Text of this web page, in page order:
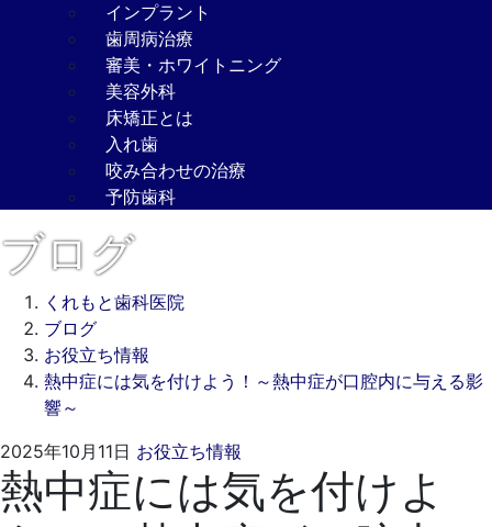
インプラント
歯周病治療
審美・ホワイトニング
美容外科
床矯正とは
入れ歯
咬み合わせの治療
予防歯科
ブログ
くれもと歯科医院
ブログ
お役立ち情報
熱中症には気を付けよう！～熱中症が口腔内に与える影
響～
2025年10月11日 お役立ち情報
年
9
れ
も
熱中症には気を付けよ